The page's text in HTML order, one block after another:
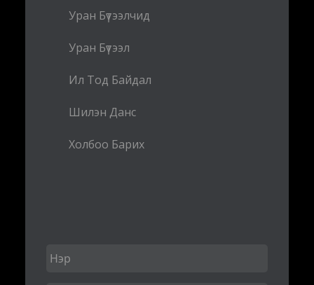
Уран Бүтээлчид
Уран Бүтээл
Ил Тод Байдал
Шилэн Данс
Холбоо Барих